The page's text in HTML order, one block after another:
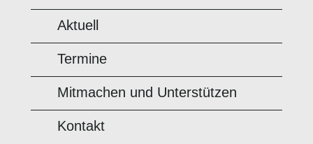
Aktuell
Termine
Mitmachen und Unterstützen
Kontakt